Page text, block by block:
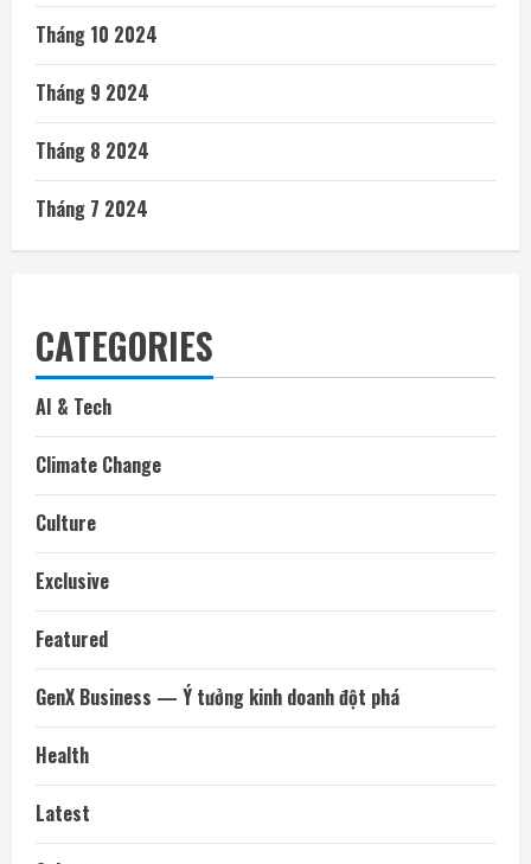
Tháng 10 2024
Tháng 9 2024
Tháng 8 2024
Tháng 7 2024
CATEGORIES
AI & Tech
Climate Change
Culture
Exclusive
Featured
GenX Business — Ý tưởng kinh doanh đột phá
Health
Latest